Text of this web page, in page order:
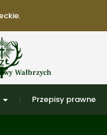
Wałbrzych
Przepisy prawne